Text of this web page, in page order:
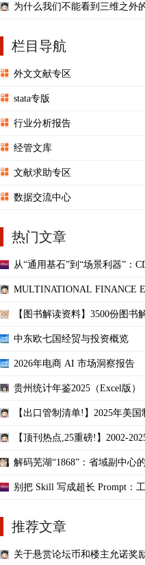
为什么我们不能看到三维之外
栏目导航
外文文献专区
stata专版
行业分析报告
经管文库
文献求助专区
数据交流中心
热门文章
从“通用基石”到“场景利器”：
MULTINATIONAL FINANCE
【图书解读资料】3500份图书
中东欧七国经贸与投资概览
2026年电商 AI 市场洞察报告
贵州统计年鉴2025（Excel版）
【出口管制清单!】2025年美国
【顶刊热点,25重磅!】2002-
解码芜湖“1868”：省域副中心
别把 Skill 写成超长 Prompt：
推荐文章
关于悬赏论坛币和楼主允诺奖